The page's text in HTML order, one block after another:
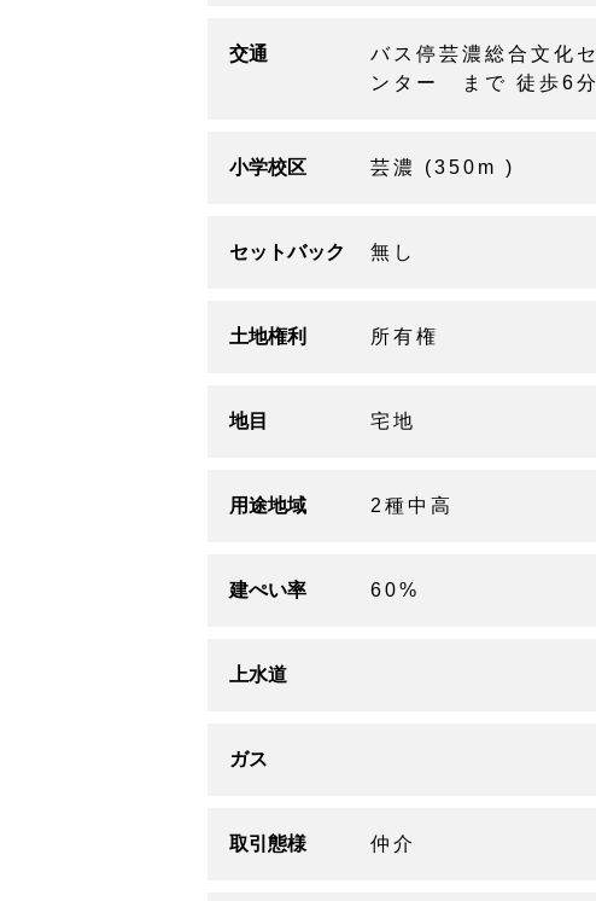
交通
バス停芸濃総合文化セ
ンター まで 徒歩6分
小学校区 芸濃 (350m )
セットバック 無し
土地権利 所有権
地目 宅地
用途地域 2種中高
建ぺい率 60%
上水道
ガス
取引態様 仲介